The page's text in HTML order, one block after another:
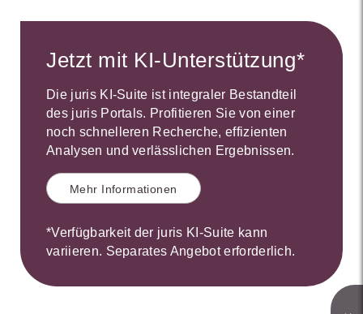
Jetzt mit KI-Unterstützung*
Die juris KI-Suite ist integraler Bestandteil
des juris Portals. Profitieren Sie von einer
noch schnelleren Recherche, effizienten
Analysen und verlässlichen Ergebnissen.
Mehr Informationen
*Verfügbarkeit der juris KI-Suite kann
variieren. Separates Angebot erforderlich.